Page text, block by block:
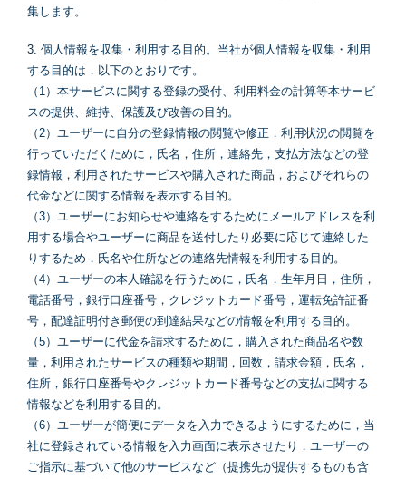
集します。
3. 個人情報を収集・利用する目的。当社が個人情報を収集・利用
する目的は，以下のとおりです。
（1）本サービスに関する登録の受付、利用料金の計算等本サービ
スの提供、維持、保護及び改善の目的。
（2）ユーザーに自分の登録情報の閲覧や修正，利用状況の閲覧を
行っていただくために，氏名，住所，連絡先，支払方法などの登
録情報，利用されたサービスや購入された商品，およびそれらの
代金などに関する情報を表示する目的。
（3）ユーザーにお知らせや連絡をするためにメールアドレスを利
用する場合やユーザーに商品を送付したり必要に応じて連絡した
りするため，氏名や住所などの連絡先情報を利用する目的。
（4）ユーザーの本人確認を行うために，氏名，生年月日，住所，
電話番号，銀行口座番号，クレジットカード番号，運転免許証番
号，配達証明付き郵便の到達結果などの情報を利用する目的。
（5）ユーザーに代金を請求するために，購入された商品名や数
量，利用されたサービスの種類や期間，回数，請求金額，氏名，
住所，銀行口座番号やクレジットカード番号などの支払に関する
情報などを利用する目的。
（6）ユーザーが簡便にデータを入力できるようにするために，当
社に登録されている情報を入力画面に表示させたり，ユーザーの
ご指示に基づいて他のサービスなど（提携先が提供するものも含